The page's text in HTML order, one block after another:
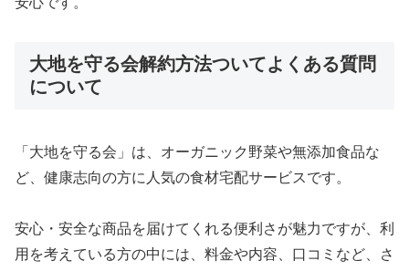
大地を守る会解約方法ついてよくある質問
について
「大地を守る会」は、オーガニック野菜や無添加食品な
ど、健康志向の方に人気の食材宅配サービスです。
安心・安全な商品を届けてくれる便利さが魅力ですが、利
用を考えている方の中には、料金や内容、口コミなど、さ